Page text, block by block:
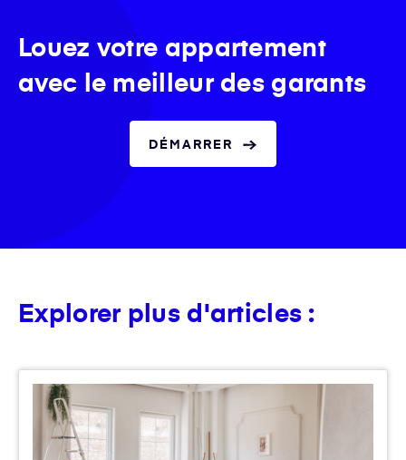
Louez votre appartement
avec le meilleur des garants
DÉMARRER
Explorer plus d'articles :